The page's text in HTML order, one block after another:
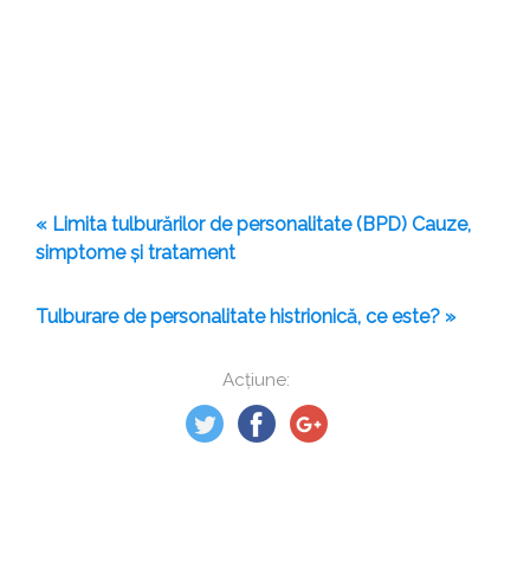
Acțiune:
« Limita tulburărilor de personalitate (BPD) Cauze,
simptome și tratament
Tulburare de personalitate histrionică, ce este? »